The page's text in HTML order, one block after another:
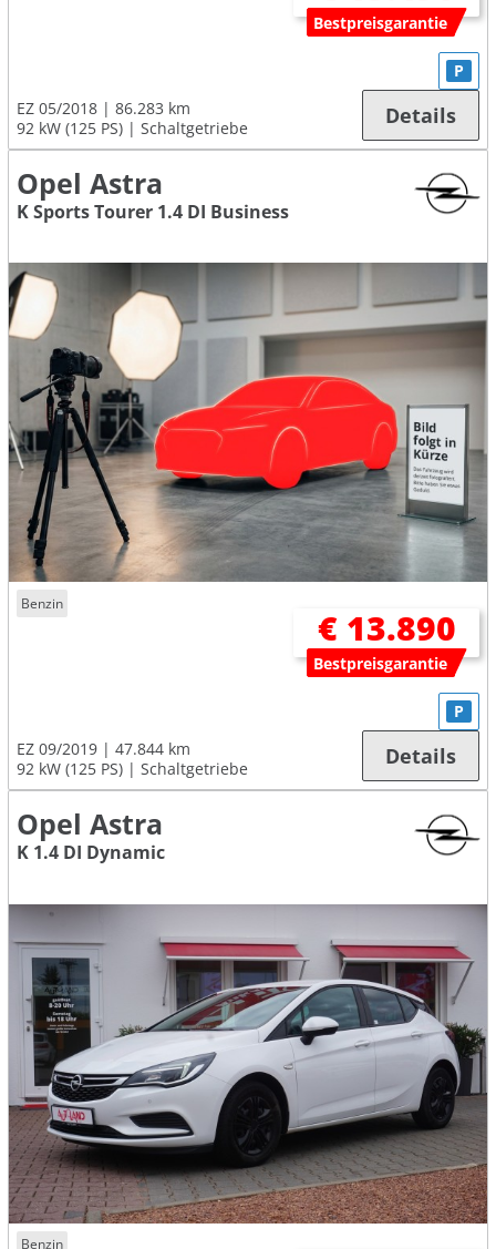
Bestpreisgarantie
EZ 05/2018
86.283 km
92 kW (125 PS)
Schaltgetriebe
P
Details
Opel Astra
K Sports Tourer 1.4 DI Business
Benzin
€ 13.890
Bestpreisgarantie
EZ 09/2019
47.844 km
92 kW (125 PS)
Schaltgetriebe
P
Details
Opel Astra
K 1.4 DI Dynamic
Benzin